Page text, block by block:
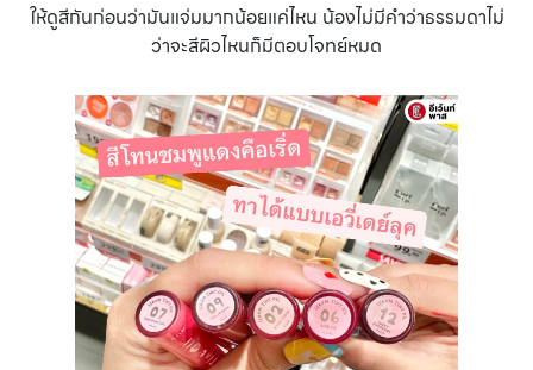
ให้ดูสีกันก่อนว่ามันแจ่มมากน้อยแค่ไหน น้องไม่มีคำว่าธรรมดาไม่
ว่าจะสีผิวไหนก็มีตอบโจทย์หมด